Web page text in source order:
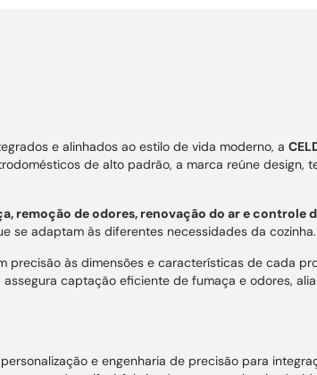
e alinhados ao estilo de vida moderno, a
de alto padrão, a marca reúne design,
remoção de odores, renovação do ar e controle
se adaptam às diferentes necessidades da cozinha.
precisão às dimensões e características de cada
captação eficiente de fumaça e odores,
e engenharia de precisão para